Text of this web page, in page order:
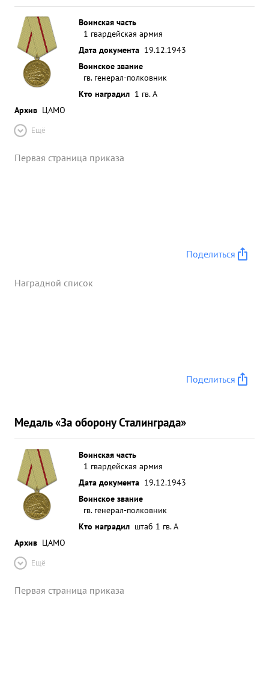
Воинская часть
1 гвардейская армия
Дата документа 19.12.1943
Воинское звание
гв. генерал-полковник
Кто наградил 1 гв. А
Архив ЦАМО
Ещё
Первая страница приказа
Поделиться
Наградной список
Поделиться
Медаль «За оборону Сталинграда»
Воинская часть
1 гвардейская армия
Дата документа 19.12.1943
Воинское звание
гв. генерал-полковник
Кто наградил штаб 1 гв. А
Архив ЦАМО
Ещё
Первая страница приказа